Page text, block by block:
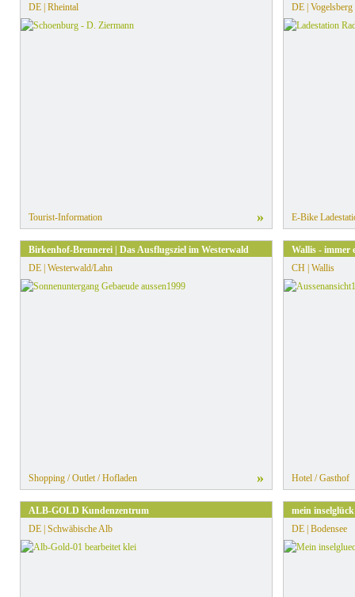
DE | Rheintal
Tourist-Information »
DE | Vogelsberg
E-Bike
Birkenhof-Brennerei | Das Ausflugsziel im Westerwald
DE | Westerwald/Lahn
Shopping / Outlet / Hofladen »
Wallis - immer
CH | Wallis
Hotel / Gasthof
ALB-GOLD Kundenzentrum
DE | Schwäbische Alb
mein
DE | Bodensee